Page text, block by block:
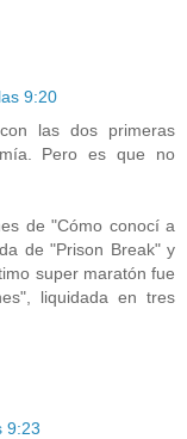
9:20
las dos primeras
Pero es que no
de "Cómo conocí a
de "Prison Break" y
super maratón fue
liquidada en tres
9:23